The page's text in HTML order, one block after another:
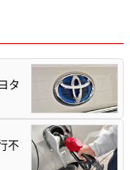
タ
不